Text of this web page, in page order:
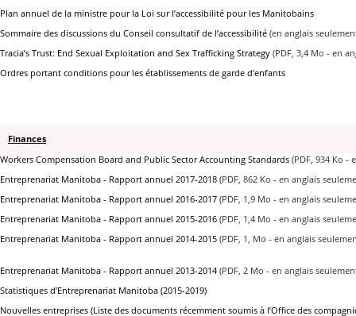
Plan annuel de la ministre pour la Loi sur l’accessibilité pour les Manitobains
Sommaire des discussions du Conseil consultatif de l’accessibilité (en anglais
Tracia’s Trust: End Sexual Exploitation and Sex Trafficking Strategy (PDF, 3,4 Mo - en
Ordres portant conditions pour les établissements de garde d’enfants
Finances
Workers Compensation Board and Public Sector Accounting Standards (PDF, 934 Ko -
Entreprenariat Manitoba - Rapport annuel 2017-2018 (PDF, 862 Ko - en anglais
Entreprenariat Manitoba - Rapport annuel 2016-2017 (PDF, 1,9 Mo - en anglais
Entreprenariat Manitoba - Rapport annuel 2015-2016 (PDF, 1,4 Mo - en anglais
Entreprenariat Manitoba - Rapport annuel 2014-2015 (PDF, 1, Mo - en anglais
Entreprenariat Manitoba - Rapport annuel 2013-2014 (PDF, 2 Mo - en anglais
Statistiques d’Entreprenariat Manitoba (2015-2019)
Nouvelles entreprises (Liste des documents récemment soumis à l’Office des